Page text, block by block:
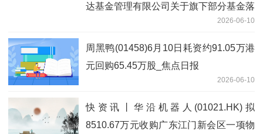
达基金管理有限公司关于旗下部分基金落
实创业板中盘200指数编制方案修订相关
安排的公告
2026-06-10
周黑鸭(01458)6月10日耗资约91.05万港
元回购65.45万股_焦点日报
2026-06-10
快资讯丨华沿机器人(01021.HK)拟
8510.67万元收购广东江门新会区一项物